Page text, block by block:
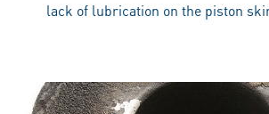
lack of lubrication on the piston